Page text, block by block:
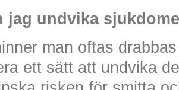
jag undvika
man oftas
ett sätt att undvika